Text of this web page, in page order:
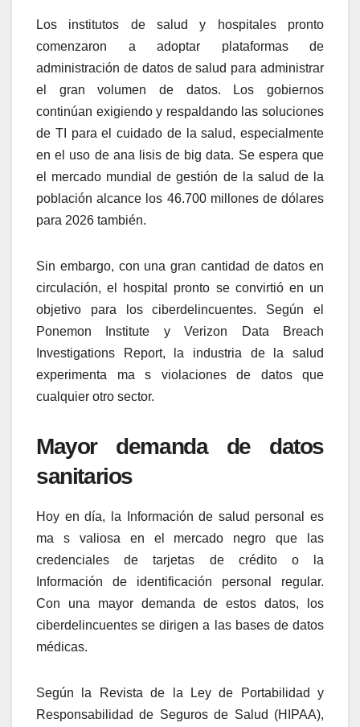
Los institutos de salud y hospitales pronto
comenzaron a adoptar plataformas de
administración de datos de salud para administrar
el gran volumen de datos. Los gobiernos
continúan exigiendo y respaldando las soluciones
de TI para el cuidado de la salud, especialmente
en el uso de ana lisis de big data. Se espera que
el mercado mundial de gestión de la salud de la
población alcance los 46.700 millones de dólares
para 2026 también.
Sin embargo, con una gran cantidad de datos en
circulación, el hospital pronto se convirtió en un
objetivo para los ciberdelincuentes. Según el
Ponemon Institute y Verizon Data Breach
Investigations Report, la industria de la salud
experimenta ma s violaciones de datos que
cualquier otro sector.
Mayor demanda de datos
sanitarios
Hoy en día, la Información de salud personal es
ma s valiosa en el mercado negro que las
credenciales de tarjetas de crédito o la
Información de identificación personal regular.
Con una mayor demanda de estos datos, los
ciberdelincuentes se dirigen a las bases de datos
médicas.
Según la Revista de la Ley de Portabilidad y
Responsabilidad de Seguros de Salud (HIPAA),